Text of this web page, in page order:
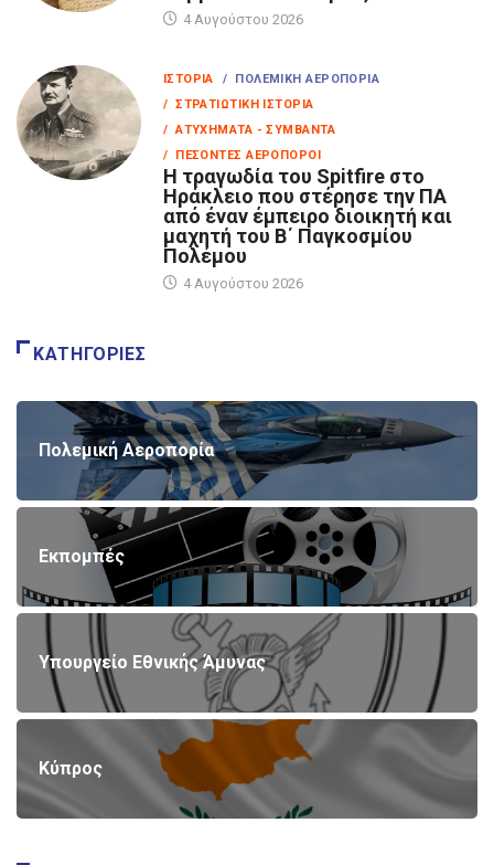
4 Αυγούστου 2026
ΙΣΤΟΡΊΑ
/ ΠΟΛΕΜΙΚΉ ΑΕΡΟΠΟΡΊΑ
/ ΣΤΡΑΤΙΩΤΙΚΉ ΙΣΤΟΡΊΑ
/ ΑΤΥΧΉΜΑΤΑ - ΣΥΜΒΆΝΤΑ
/ ΠΕΣΌΝΤΕΣ ΑΕΡΟΠΌΡΟΙ
Η τραγωδία του Spitfire στο
Ηράκλειο που στέρησε την ΠΑ
από έναν έμπειρο διοικητή και
μαχητή του Β΄ Παγκοσμίου
Πολέμου
4 Αυγούστου 2026
ΚΑΤΗΓΟΡΊΕΣ
Πολεμική Αεροπορία
Εκπομπές
Υπουργείο Εθνικής Άμυνας
Κύπρος